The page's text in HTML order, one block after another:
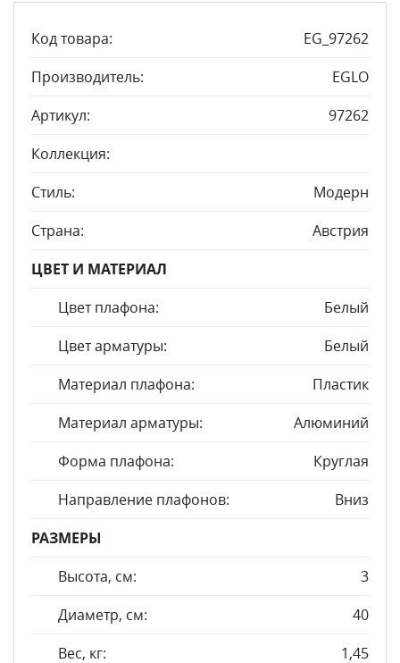
Код товара:
EG_97262
Производитель:
EGLO
Артикул:
97262
Коллекция:
Стиль:
Модерн
Страна:
Австрия
ЦВЕТ И МАТЕРИАЛ
Цвет плафона:
Белый
Цвет арматуры:
Белый
Материал плафона:
Пластик
Материал арматуры:
Алюминий
Форма плафона:
Круглая
Направление плафонов:
Вниз
РАЗМЕРЫ
Высота, см:
3
Диаметр, см:
40
Вес, кг:
1,45